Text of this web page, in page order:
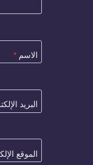
الاسم *
البريد
الموقع